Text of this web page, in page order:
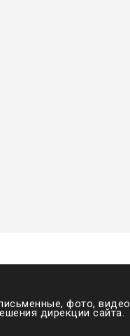
фото,
дирекции сайта.